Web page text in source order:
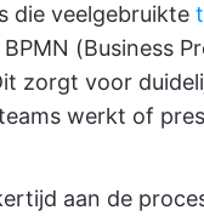
die veelgebruikte
(Business
zorgt voor
werkt of
aan de